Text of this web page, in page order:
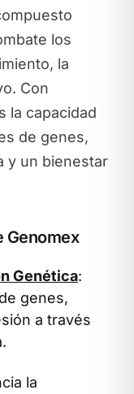
los
la
Con
la capacidad
de genes,
y un bienestar
Genomex
Genética:
genes,
a través
la